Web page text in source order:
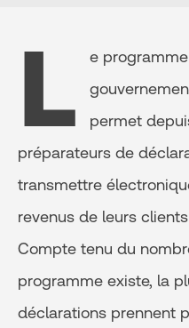
L
e
permet
préparateurs de
transmettre
revenus de leurs
Compte tenu du
programme existe, la
déclarations prennent